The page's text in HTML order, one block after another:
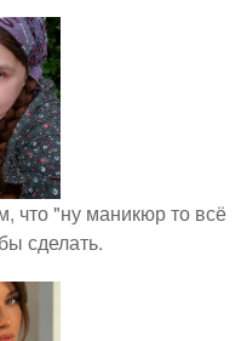
что "ну маникюр то всё
сделать.